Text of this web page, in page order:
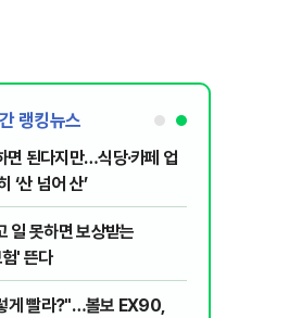
랭킹뉴스
면 된다지만…식당·카페 업
‘산 넘어 산’
일 못하면 보상받는
' 뜬다
게 빨라?"…볼보 EX90,